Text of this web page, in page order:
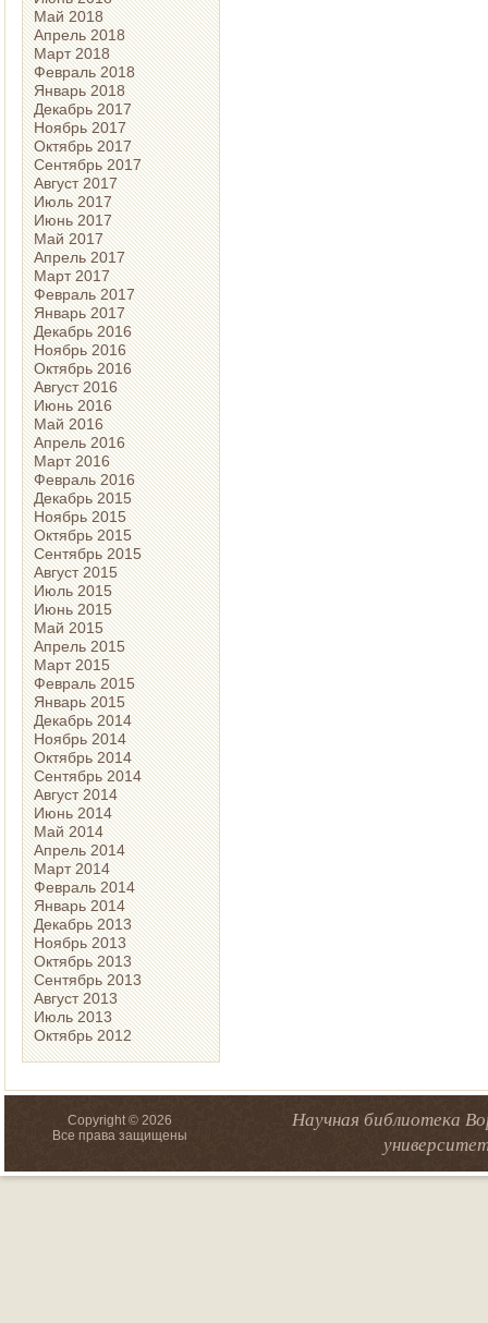
Май 2018
Апрель 2018
Март 2018
Февраль 2018
Январь 2018
Декабрь 2017
Ноябрь 2017
Октябрь 2017
Сентябрь 2017
Август 2017
Июль 2017
Июнь 2017
Май 2017
Апрель 2017
Март 2017
Февраль 2017
Январь 2017
Декабрь 2016
Ноябрь 2016
Октябрь 2016
Август 2016
Июнь 2016
Май 2016
Апрель 2016
Март 2016
Февраль 2016
Декабрь 2015
Ноябрь 2015
Октябрь 2015
Сентябрь 2015
Август 2015
Июль 2015
Июнь 2015
Май 2015
Апрель 2015
Март 2015
Февраль 2015
Январь 2015
Декабрь 2014
Ноябрь 2014
Октябрь 2014
Сентябрь 2014
Август 2014
Июнь 2014
Май 2014
Апрель 2014
Март 2014
Февраль 2014
Январь 2014
Декабрь 2013
Ноябрь 2013
Октябрь 2013
Сентябрь 2013
Август 2013
Июль 2013
Октябрь 2012
Copyright © 2026
Все права защищены
Научная библиотека